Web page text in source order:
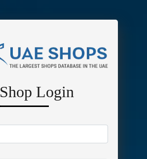
Shop Login